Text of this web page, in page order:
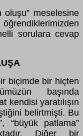
oluşu” meselesine
sorulara cevap
biçimde bir hiçten
başında
kendisi yaratılışın
belirtmişti. Bu
“büyük patlama”
Diğer bir